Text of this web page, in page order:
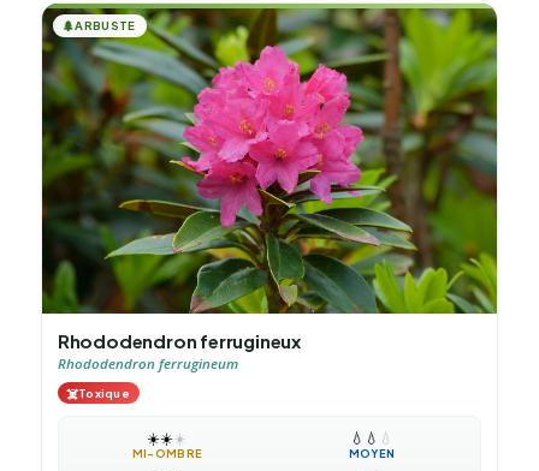
🌲ARBUSTE
Rhododendron ferrugineux
Rhododendron ferrugineum
☠️Toxique
☀️☀️☀️
MI-OMBRE
💧 💧 💧
MOYEN